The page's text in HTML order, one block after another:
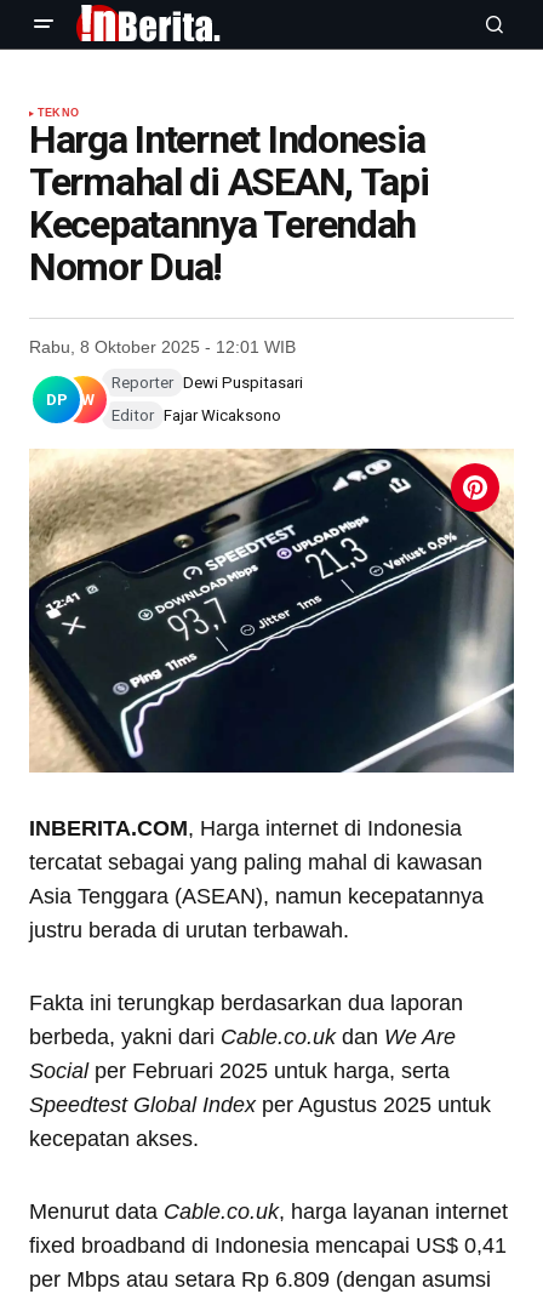
TEKNO
Harga Internet Indonesia
Termahal di ASEAN, Tapi
Kecepatannya Terendah
Nomor Dua!
Rabu, 8 Oktober 2025 - 12:01 WIB
DP FW
Reporter Dewi Puspitasari
Editor Fajar Wicaksono
INBERITA.COM, Harga internet di Indonesia
tercatat sebagai yang paling mahal di kawasan
Asia Tenggara (ASEAN), namun kecepatannya
justru berada di urutan terbawah.
Fakta ini terungkap berdasarkan dua laporan
berbeda, yakni dari Cable.co.ukdan We Are
Socialper Februari 2025 untuk harga, serta
Speedtest Global Indexper Agustus 2025 untuk
kecepatan akses.
Menurut data Cable.co.uk, harga layanan internet
fixed broadband di Indonesia mencapai US$ 0,41
per Mbps atau setara Rp 6.809 (dengan asumsi